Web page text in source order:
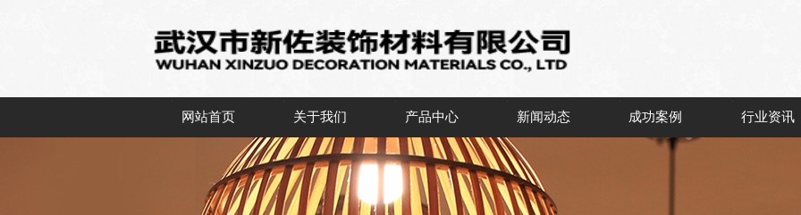
网站首页 关于我们 产品中心 新闻动态 成功案例 行业资讯